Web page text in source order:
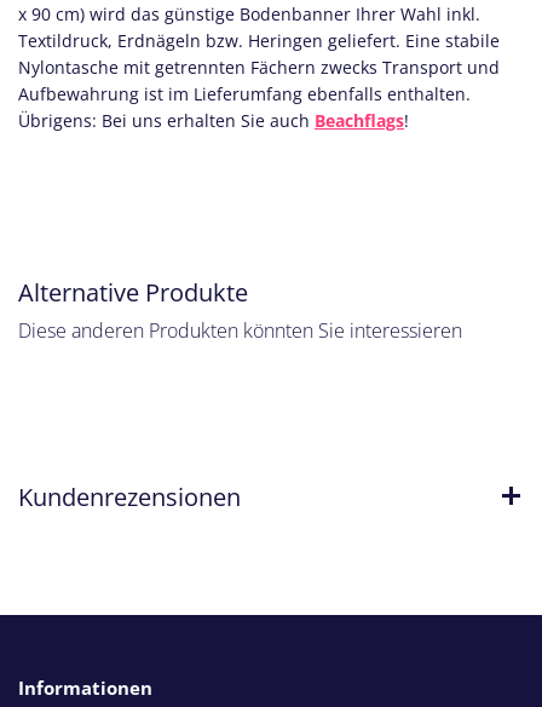
x 90 cm) wird das günstige Bodenbanner Ihrer Wahl inkl.
Textildruck, Erdnägeln bzw. Heringen geliefert. Eine stabile
Nylontasche mit getrennten Fächern zwecks Transport und
Aufbewahrung ist im Lieferumfang ebenfalls enthalten.
Übrigens: Bei uns erhalten Sie auch Beachflags!
Alternative Produkte
Diese anderen Produkten könnten Sie interessieren
Kundenrezensionen
Informationen